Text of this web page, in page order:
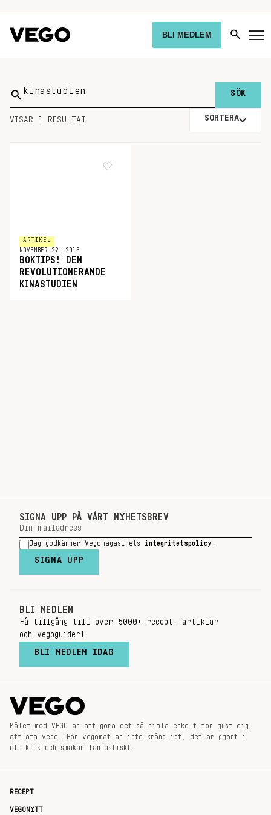
BLI MEDLEM
Sök
på:
VISAR 1 RESULTAT SORTERA
ARTIKEL
NOVEMBER 22, 2015
BOKTIPS! DEN
REVOLUTIONERANDE
KINASTUDIEN
SIGNA UPP PÅ VÅRT NYHETSBREV
Jag godkänner Vegomagasinets integritetspolicy
SIGNA UPP
BLI MEDLEM
Få tillgång till över 5000+ recept, artiklar
och vegoguider!
BLI MEDLEM IDAG
Målet med VEGO är att göra det så himla enkelt för just dig
att äta vego. För vegomat är inte krångligt, det är gjort i
ett kick och smakar fantastiskt.
RECEPT
VEGONYTT